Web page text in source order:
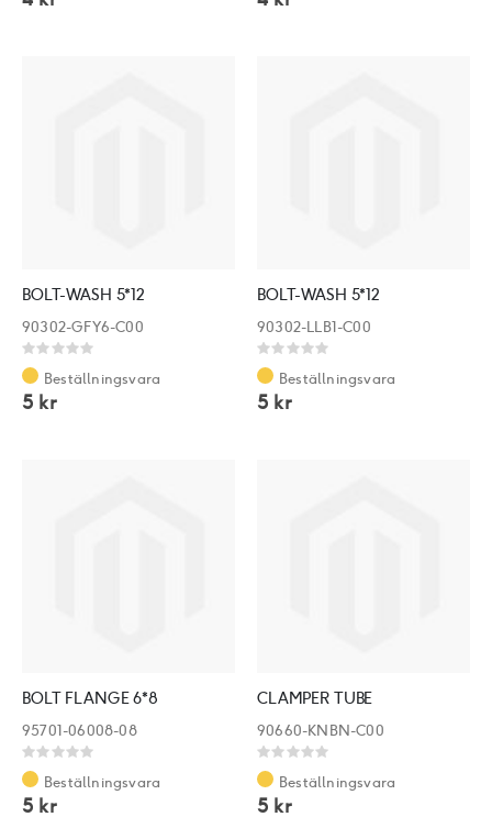
BOLT-WASH 5*12
90302-GFY6-C00
Rating:
0%
Beställningsvara
5 kr
BOLT-WASH 5*12
90302-LLB1-C00
Rating:
0%
Beställningsvara
5 kr
BOLT FLANGE 6*8
95701-06008-08
Rating:
0%
Beställningsvara
5 kr
CLAMPER TUBE
90660-KNBN-C00
Rating:
0%
Beställningsvara
5 kr